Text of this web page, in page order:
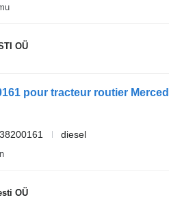
OÜ
pour tracteur routier
diesel
OÜ